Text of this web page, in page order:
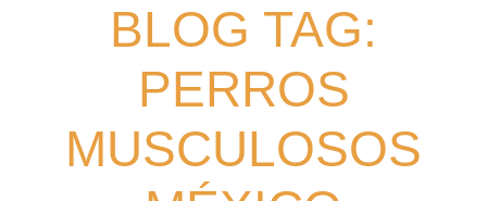
BLOG TAG:
PERROS
MUSCULOSOS